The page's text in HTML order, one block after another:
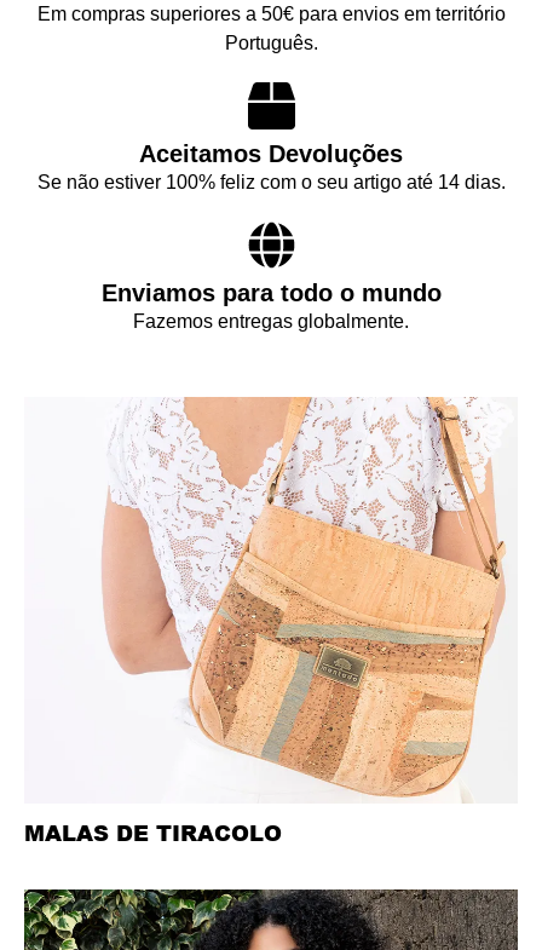
Em compras superiores a 50€ para envios em território
Português.
Aceitamos Devoluções
Se não estiver 100% feliz com o seu artigo até 14 dias.
Enviamos para todo o mundo
Fazemos entregas globalmente.
MALAS DE TIRACOLO